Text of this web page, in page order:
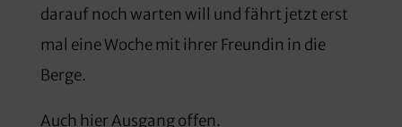
darauf noch warten will und fährt jetzt erst
mal eine Woche mit ihrer Freundin in die
Berge.
Auch hier Ausgang offen.